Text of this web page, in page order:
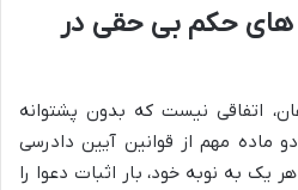
های حکم بی حقی در
اتفاقی نیست که بدون پشتوانه
ماده مهم از قوانین آیین دادرسی
یک به نوبه خود، بار اثبات دعوا را